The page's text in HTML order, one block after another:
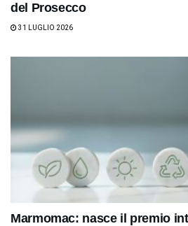
del Prosecco
31 LUGLIO 2026
Marmomac: nasce il premio